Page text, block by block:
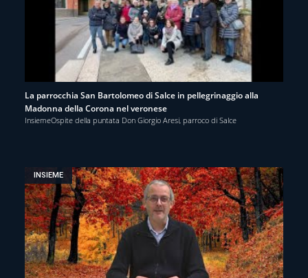
La parrocchia San Bartolomeo di Salce in pellegrinaggio alla
Madonna della Corona nel veronese
InsiemeOspite della puntata Don Giorgio Aresi, parroco di Salce
INSIEME